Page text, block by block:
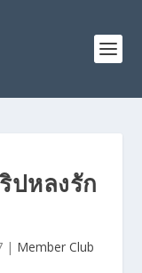
ปหลงรัก
| Member Club